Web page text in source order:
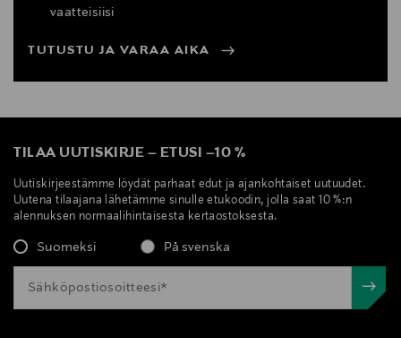
vaatteisiisi
TUTUSTU JA VARAA AIKA
TILAA UUTISKIRJE – ETUSI –10 %
Uutiskirjeestämme löydät parhaat edut ja ajankohtaiset uutuudet.
Uutena tilaajana lähetämme sinulle etukoodin, jolla saat 10 %:n
alennuksen normaalihintaisesta kertaostoksesta.
Suomeksi På svenska